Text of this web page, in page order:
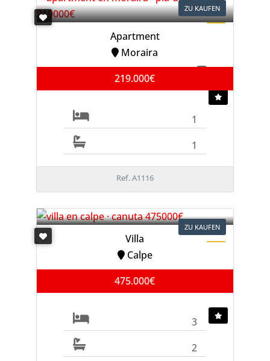
ZU KAUFEN
Apartment
Moraira
219.000€
1
1
Ref. A1116
ZU KAUFEN
Villa
Calpe
475.000€
3
2